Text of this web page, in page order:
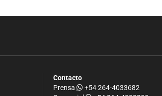
Contacto
Prensa
+54 264-4033682